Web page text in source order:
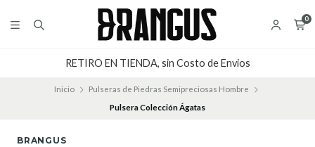
0
RETIRO EN TIENDA, sin Costo de Envios
Inicio
Pulseras de Piedras Semipreciosas Hombre
Pulsera Colección Ágatas
BRANGUS